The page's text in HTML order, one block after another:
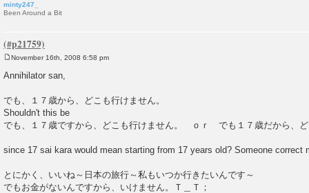
minty247_
Been Around a Bit
s
November 16th, 2008 6:58 pm
Annihilator san,
でも、１７歳から、どこも行けません。
Shouldn't this be
でも、１７歳ですから、どこも行けません。 ｏｒ でも１７歳だから、ど
since 17 sai kara would mean starting from 17 years old? Someone correct
とにかく、いいね～日本の旅行～私もいつか行きたいんです～
でもお金がないんですから、いけません。Ｔ＿Ｔ；